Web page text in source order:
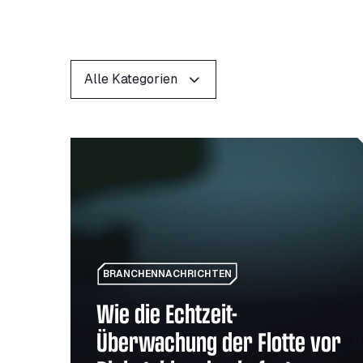
FILTER
Alle Kategorien
Wie die Echtzeit-Überwachung der Flotte vor
BRANCHENNACHRICHTEN
Wie die Echtzeit-
Überwachung der Flotte vor